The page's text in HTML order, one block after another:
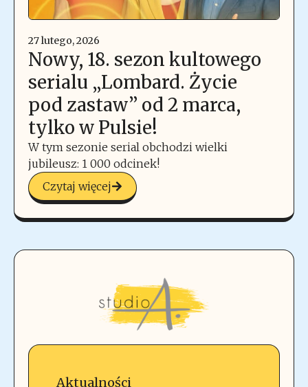
27 lutego, 2026
Nowy, 18. sezon kultowego
serialu „Lombard. Życie
pod zastaw” od 2 marca,
tylko w Pulsie!
W tym sezonie serial obchodzi wielki
jubileusz: 1 000 odcinek!
Czytaj więcej
Aktualności